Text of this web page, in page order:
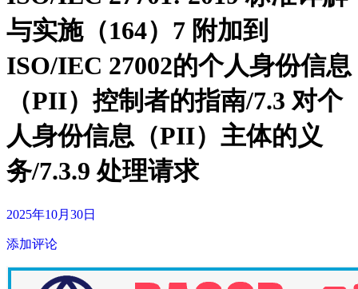
与实施（164）7 附加到
ISO/IEC 27002的个人身份信息
（PII）控制者的指南/7.3 对个
人身份信息（PII）主体的义
务/7.3.9 处理请求
2025年10月30日
添加评论